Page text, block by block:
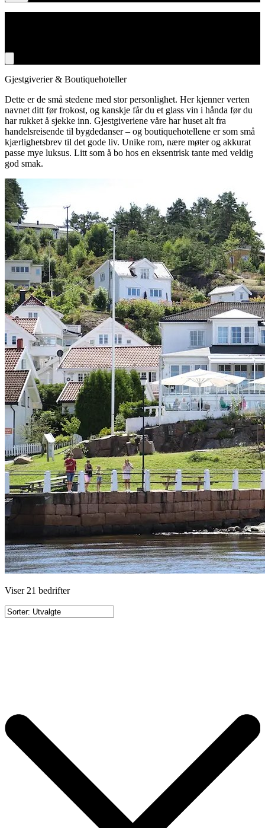
Gjestgiverier & Boutiquehoteller
Dette er de små stedene med stor personlighet. Her kjenner verten
navnet ditt før frokost, og kanskje får du et glass vin i hånda før du
har rukket å sjekke inn. Gjestgiveriene våre har huset alt fra
handelsreisende til bygdedanser – og boutiquehotellene er som små
kjærlighetsbrev til det gode liv. Unike rom, nære møter og akkurat
passe mye luksus. Litt som å bo hos en eksentrisk tante med veldig
god smak.
Viser 21 bedrifter